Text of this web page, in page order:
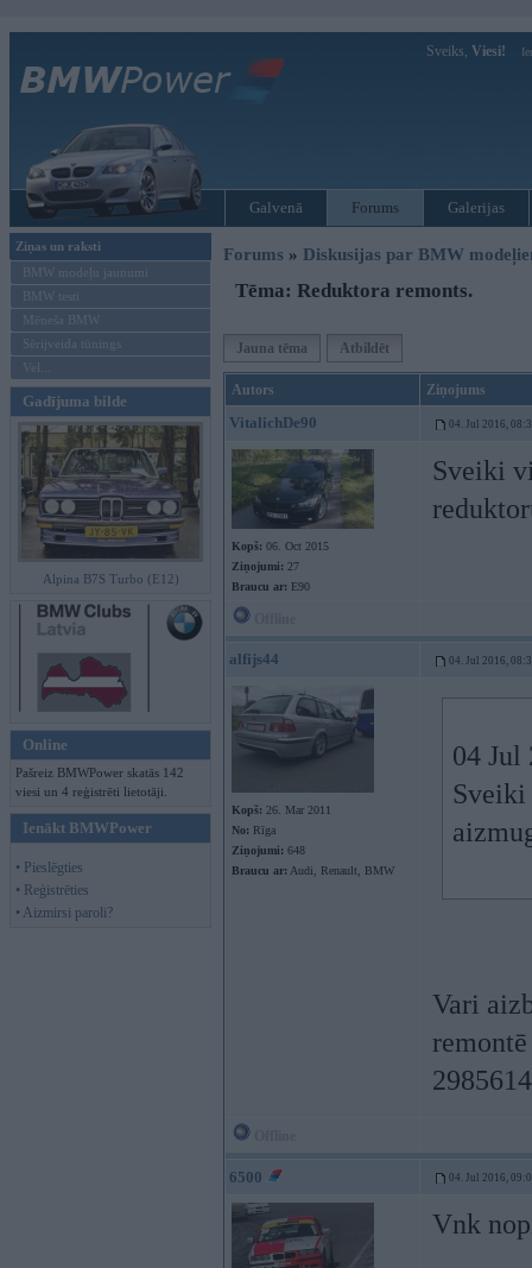
Sveiks, Viesi!
Galvenā Forums Galerijas
Ziņas un raksti
BMW modeļu jaunumi
BMW testi
Mēneša BMW
Sērijveida tūnings
Vel...
Gadījuma bilde
Alpina B7S Turbo (E12)
Online
Pašreiz BMWPower skatās 142
viesi un 4 reģistrēti lietotāji.
Ienākt BMWPower
• Pieslēgties
• Reģistrēties
• Aizmirsi paroli?
Forums » Diskusijas par BMW
Tēma: Reduktora remonts.
Jauna tēma Atbildēt
Autors Ziņojums
VitalichDe90 04. Jul 2016,
Kopš: 06. Oct 2015
Ziņojumi: 27
Braucu ar: E90
Sveiki
alfijs44 04. Jul 2016,
Kopš: 26. Mar 2011
No: Rīga
Ziņojumi: 648
Braucu ar: Audi, Renault, BMW
04 Jul
Vari
6500 04. Jul 2016,
Vnk